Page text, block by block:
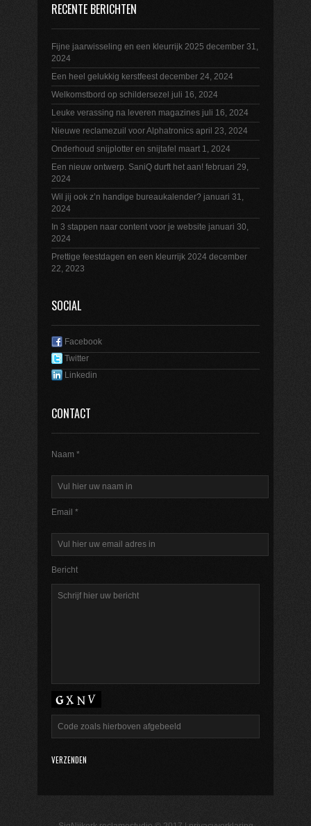
RECENTE BERICHTEN
Fijne jaarwisseling en een kleurrijk 2025 december 31,
2024
Een heel gelukkig kerstfeest december 24, 2024
Welkomstbord op schildersezel juli 16, 2024
Leuke verassing na leveren magazines juli 16, 2024
Nieuwe reclamezuil voor Alphatronics april 23, 2024
Onderhoud snijplotter en snijtafel maart 1, 2024
Een nieuw ontwerp. SaniQ durft het aan! februari 29,
2024
Wil jij ook z’n handige bureaukalender? januari 31,
2024
In 3 stappen naar content voor je website januari 30,
2024
Prettige feestdagen en een kleurrijk 2024 december
22, 2023
SOCIAL
Facebook
Twitter
Linkedin
CONTACT
Naam *
Email *
Bericht